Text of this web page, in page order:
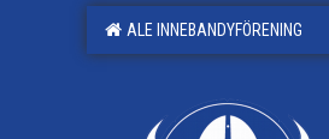
ALE INNEBANDYFÖRENING